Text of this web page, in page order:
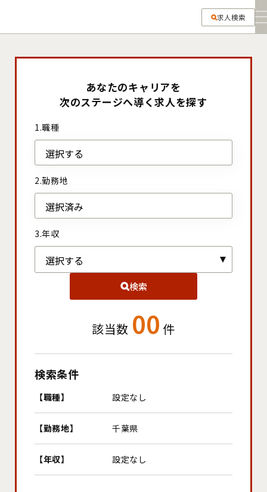
求人検索
転職活動を始める
応募企業を探す・選ぶ
職務経歴書・履歴書を書く
面接対策をする
ジョブデパとは
よくあるご質問
転職ストーリー
求人検索
はじめての方へ
コンサルタントタイプを
あなたの強みを活かせる
イプを無料で診断できます
無料で転職の相談をする
専任のキャリアアドバイザーが
あなたのキャリアを
選択する
2.勤務地
選択済み
該当数 00 件
検索条件
【職種】 設定なし
【勤務地】 千葉県
【年収】 設定なし
あなたのキャリアを
次のステージへ導く求人を探す
1.職種
選択する
2.勤務地
選択済み
3.年収
検索
該当数 00 件
検索条件
【職種】 設定なし
【勤務地】 千葉県
【年収】 設定なし